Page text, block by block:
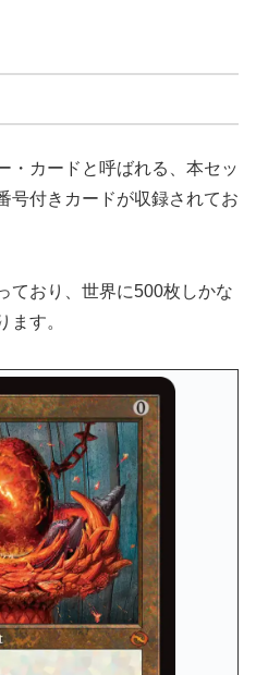
・カードと呼ばれる、本セッ
号付きカードが収録されてお
ており、世界に500枚しかな
ます。